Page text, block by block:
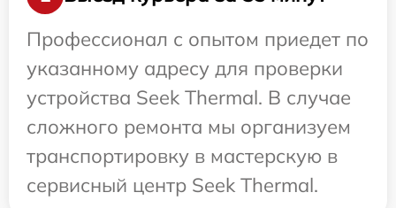
Профессионал с опытом приедет по
указанному адресу для проверки
устройства Seek Thermal. В случае
сложного ремонта мы организуем
транспортировку в мастерскую в
сервисный центр Seek Thermal.